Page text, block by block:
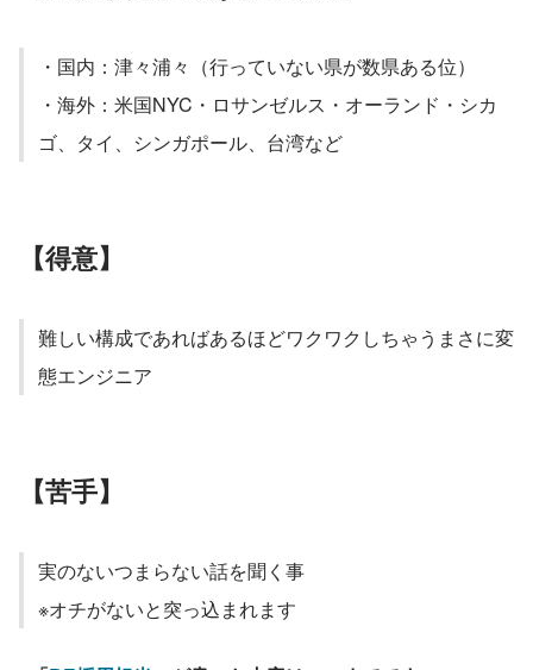
・国内：津々浦々（行っていない県が数県ある位）
・海外：米国NYC・ロサンゼルス・オーランド・シカ
ゴ、タイ、シンガポール、台湾など
【得意】
難しい構成であればあるほどワクワクしちゃうまさに変
態エンジニア
【苦手】
実のないつまらない話を聞く事
※オチがないと突っ込まれます